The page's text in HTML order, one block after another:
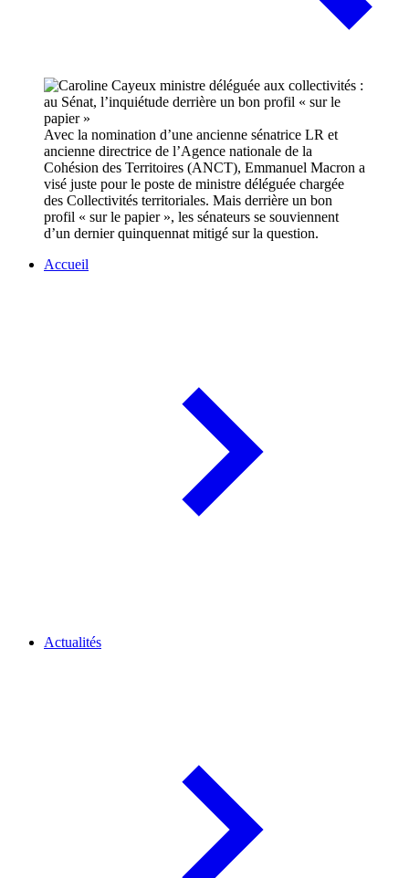
Avec la nomination d’une ancienne sénatrice LR et
ancienne directrice de l’Agence nationale de la
Cohésion des Territoires (ANCT), Emmanuel Macron a
visé juste pour le poste de ministre déléguée chargée
des Collectivités territoriales. Mais derrière un bon
profil « sur le papier », les sénateurs se souviennent
d’un dernier quinquennat mitigé sur la question.
Accueil
Actualités